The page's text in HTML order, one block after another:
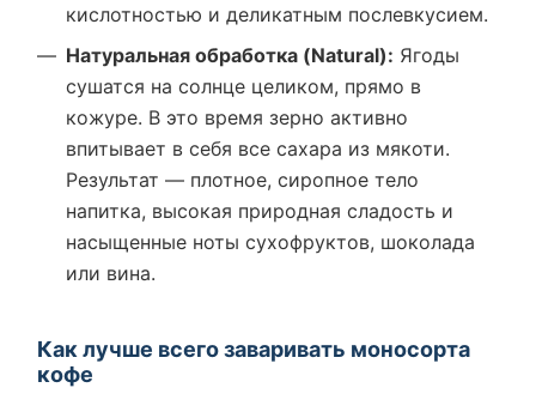
кислотностью и деликатным послевкусием.
Натуральная обработка (Natural): Ягоды
сушатся на солнце целиком, прямо в
кожуре. В это время зерно активно
впитывает в себя все сахара из мякоти.
Результат — плотное, сиропное тело
напитка, высокая природная сладость и
насыщенные ноты сухофруктов, шоколада
или вина.
Как лучше всего заваривать моносорта
кофе